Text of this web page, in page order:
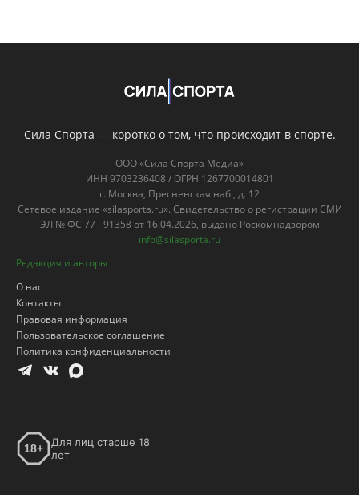
Сила Спорта — коротко о том, что происходит в спорте.
ООО «Сила Спорта Медиа»
ИНН 9703236408 / ОГРН 1267700014801
г. Москва, Пресненская наб., д. 12
Сетевое издание «silasporta.ru». Свидетельство о регистрации СМИ
ЭЛ № ФС 77 - 91358 от 16.04.2026, выдано Роскомнадзором
info@silasporta.ru
Редакция и авторы
О нас
Контакты
Правовая информация
Пользовательское соглашение
Политика конфиденциальности
18+
Для лиц старше 18
лет